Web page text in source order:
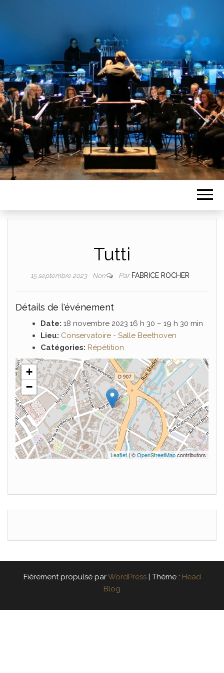
Tutti
15 septembre 2023 Non Par FABRICE ROCHER
Détails de l'événement
Date: 18 novembre 2023 16 h 30 – 19 h 30 min
Lieu: Conservatoire - Salle Beethoven
Catégories: Répétition
+
−
Leaflet| ©OpenStreetMapcontributors
Fièrement propulsé parWordPress | Thème : Head
Blog